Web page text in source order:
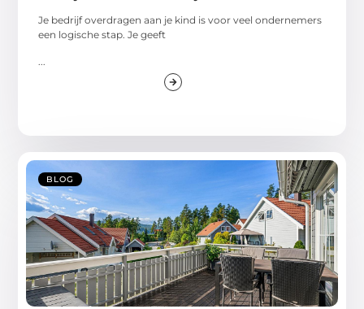
Je bedrijf overdragen aan je kind is voor veel ondernemers
een logische stap. Je geeft
BLOG